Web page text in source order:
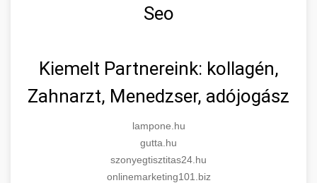
Seo
Kiemelt Partnereink: kollagén,
Zahnarzt, Menedzser, adójogász
lampone.hu
gutta.hu
szonyegtisztitas24.hu
onlinemarketing101.biz